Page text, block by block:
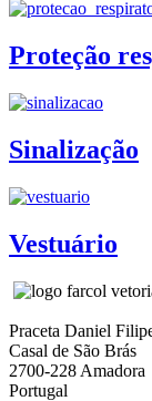
Proteção
Sinalização
Vestuário
Praceta Daniel
Casal de São Brás
2700-228 Amadora
Portugal